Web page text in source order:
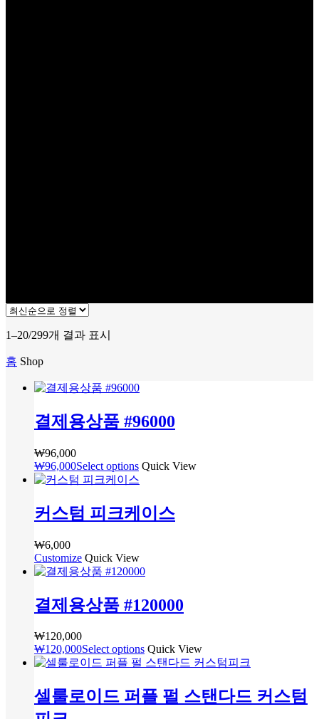
1–20/299개 결과 표시
로
렬
홈 Shop
결제용상품 #96000
₩96,000
₩96,000Select options Quick View
커스텀 피크케이스
₩6,000
Customize 여
러
품
옵
이
이
품
에
Quick View
결제용상품 #120000
₩120,000
₩120,000Select options Quick View
셀룰로이드 퍼플 펄 스탠다드 커스텀